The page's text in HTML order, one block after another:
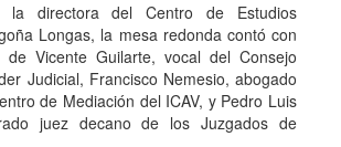
la directora del Centro de Estudios
Longas, la mesa redonda contó con
de Vicente Guilarte, vocal del Consejo
Judicial, Francisco Nemesio, abogado
de Mediación del ICAV, y Pedro Luis
juez decano de los Juzgados de